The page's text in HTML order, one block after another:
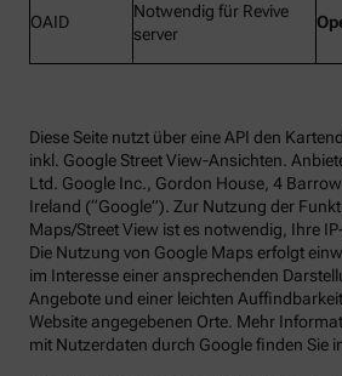
OAID
Notwendig für Revive
server
Diese Seite nutzt über eine API den
inkl. Google Street View-Ansichten.
Ltd. Google Inc., Gordon House, 4
Ireland (“Google”). Zur Nutzung der
Maps/Street View ist es notwendig, Ihre
Die Nutzung von Google Maps erfolgt
im Interesse einer ansprechenden
Angebote und einer leichten
Website angegebenen Orte. Mehr
mit Nutzerdaten durch Google finden Sie